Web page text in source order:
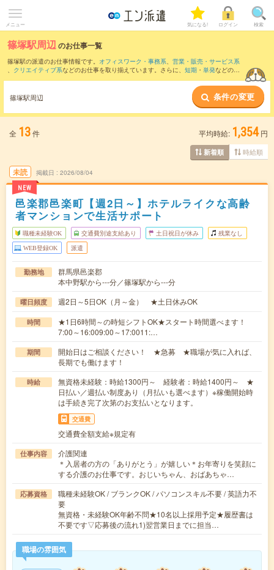
メニュー 気になる! ログイン 検索
篠塚駅周辺のお仕事一覧
篠塚駅の派遣のお仕事情報です。 オフィスワーク・事務系、 営業・販売・サービス系
、 クリエイティブ系などのお仕事を取り揃えています。さらに、 短期 ・ 単発などの期
また、熊谷駅
など近隣駅のお仕事もご確
認いただけます。
篠塚駅周辺 条件の変更
全 13件 平均時給: 1,354 円
新着順 時給順
未読
NEW
掲載日 2026/08/04
邑楽郡邑楽町【週2日～】ホテルライクな高齢
者マンションで生活サポート
職種未経験OK 交通費別途支給あり 土日祝日が休み 残業なし
WEB登録OK 派遣
勤務地
群馬県邑楽郡
本中野駅から---分／篠塚駅から---分
曜日頻度 週2日～5日OK（月～金） ★土日休みOK
時間
★1日6時間～の時短シフトOK★スタート時間選べます！
7:00～16:009:00～17:0011:…
期間
開始日はご相談ください！ ★急募 ★職場が気に入れば、
長期でも働けます！
時給
無資格未経験：時給1300円～ 経験者：時給1400円～ ★
日払い／週払い制度あり（月払いも選べます）※稼働開始時
は手続き完了次第のお支払いとなります。
交通費
交通費全額支給※規定有
仕事内容
介護関連
＊入居者の方の「ありがとう」が嬉しい＊お年寄りを笑顔に
する介護のお仕事です。おじいちゃん、おばあちゃ…
応募資格
職種未経験OK / ブランクOK / パソコンスキル不要 / 英語力不
要
無資格・未経験OK年齢不問★10名以上採用予定★履歴書は
不要です▽応募後の流れ1)翌営業日までに担当…
職場の雰囲気